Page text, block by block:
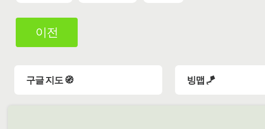
이전
구글 지도 🧭 빙맵 🪁